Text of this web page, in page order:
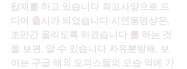
탑재를 하고 있습니다 최고사양으로 드
디어 출시가 되었습니다 시연동영상은,
조만간 올리도록 하겠습니다 를 하는 것
을 보면, 알 수 있습니다 자유분방해, 보
이는 구글 해외 오피스들의 모습 억에 가